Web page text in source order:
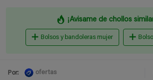
¡Avisame de chollos
Bolsos y bandoleras mujer
Por: ofertas